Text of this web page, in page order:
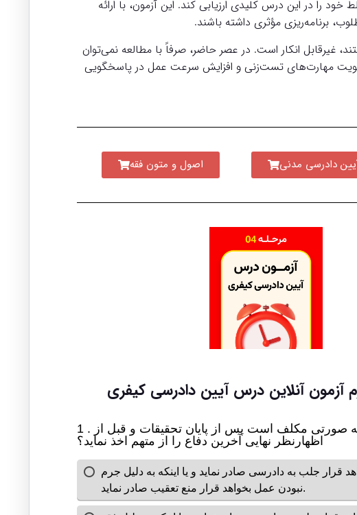
را در این درس کلیدی ارزیابی کند. این آزمون، با ارائه
برنامه‌ریزی مؤثری داشته باشند.
غیرقابل انکار است. در عصر حاضر، صرفاً با مطالعه نمی‌توان
تقویت مهارت‌های تست‌زنی و افزایش سرعت عمل در پاسخگویی
دادرسی مدنی اصول و متون فقه
آزمون آنلاین درس آیین دادرسی کیفری